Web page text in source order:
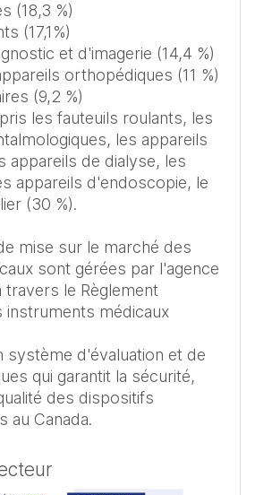
(18,3 %)
(17,1%)
et d'imagerie (14,4 %)
orthopédiques (11 %)
(9,2 %)
les fauteuils roulants, les
les appareils
appareils de dialyse, les
appareils d'endoscopie, le
(30 %).
mise sur le marché des
sont gérées par l'agence
travers le Règlement
instruments médicaux
système d'évaluation et de
qui garantit la sécurité,
des dispositifs
au Canada.